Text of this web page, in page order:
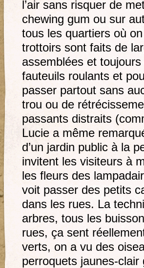
l’air sans risquer de
chewing gum ou sur
tous les quartiers où
trottoirs sont faits de
assemblées et
fauteuils roulants et
passer partout sans
trou ou de
passants distraits
Lucie a même
d’un jardin public à la
invitent les visiteurs à
les fleurs des
voit passer des petits
dans les rues. La
arbres, tous les
rues, ça sent
verts, on a vu des
perroquets jaunes-